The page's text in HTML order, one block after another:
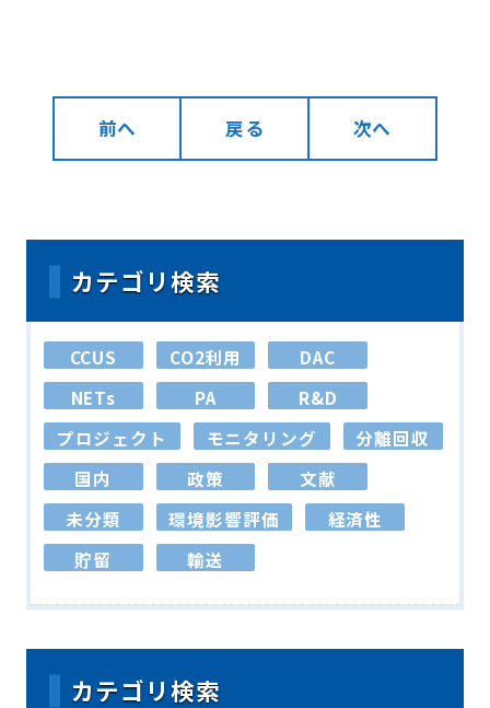
前へ 戻る 次へ
カテゴリ検索
CCUS CO2利用
DAC
NETs
PA
R&D
プロジェクト
モニタリング
分離回収
国内
政策
文献
未分類
環境影響評価
経済性
貯留
輸送
カテゴリ検索